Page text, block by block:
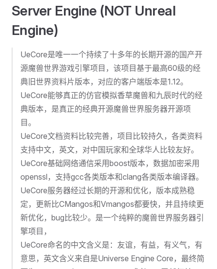
Server Engine (NOT Unreal
Engine)
UeCore是唯一一个持续了十多年的长期开源的国产开
源魔兽世界游戏引擎项目，该项目基于最高60级的经
典旧世界资料片版本，对应的客户端版本是1.12。
UeCore能够真正的仿官模拟香草魔兽和九辰时代的经
典版本，是真正的经典开源魔兽世界服务器开源项
目。
UeCore文档资料比较完善，项目比较持久，各类资料
支持中文，英文，对中国玩家和全球华人比较友好。
UeCore基础网络通信采用boost版本，数据加密采用
openssl，支持gcc各类版本和clang各类版本编译器。
UeCore服务器经过长期的开源和优化，版本成熟稳
定，更新比CMangos和Vmangos都要快，并且持续更
新优化，bug比较少。是一个纯粹的魔兽世界服务器引
擎项目，
UeCore命名的中文含义是：友谊，有益，有义气，有
意思，英文含义来自是Universe Engine Core，最终简